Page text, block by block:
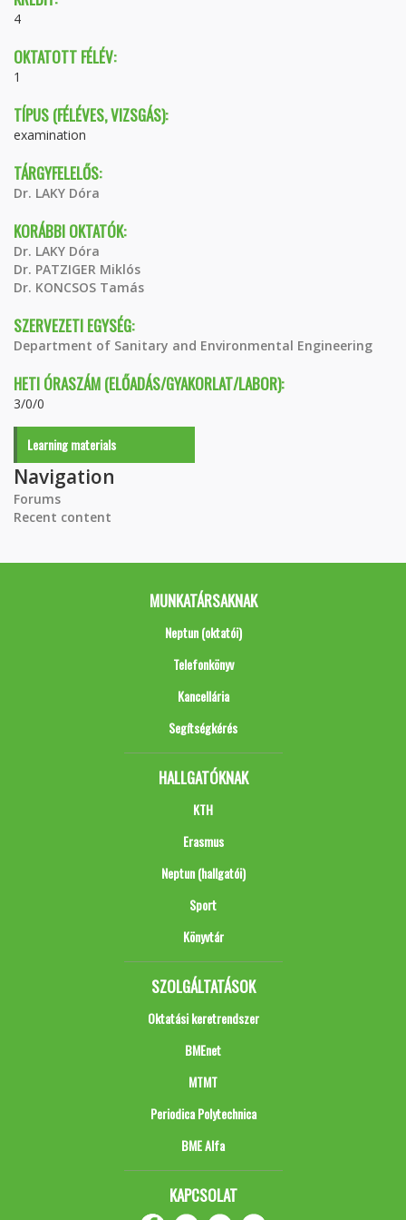
4
OKTATOTT FÉLÉV:
1
TÍPUS (FÉLÉVES, VIZSGÁS):
examination
TÁRGYFELELŐS:
Dr. LAKY Dóra
KORÁBBI OKTATÓK:
Dr. LAKY Dóra
Dr. PATZIGER Miklós
Dr. KONCSOS Tamás
SZERVEZETI EGYSÉG:
Department of Sanitary and Environmental Engineering
HETI ÓRASZÁM (ELŐADÁS/GYAKORLAT/LABOR):
3/0/0
Learning materials
Navigation
Forums
Recent content
MUNKATÁRSAKNAK
Neptun (oktatói)
Telefonkönyv
Kancellária
Segítségkérés
HALLGATÓKNAK
KTH
Erasmus
Neptun (hallgatói)
Sport
Könyvtár
SZOLGÁLTATÁSOK
Oktatási keretrendszer
BMEnet
MTMT
Periodica Polytechnica
BME Alfa
KAPCSOLAT